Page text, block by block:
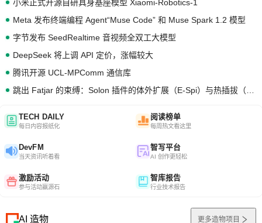
小米正式开源自研具身基座模型 Xiaomi-Robotics-1
Meta 发布终端编程 Agent“Muse Code” 和 Muse Spark 1.2 模型
字节发布 SeedRealtime 音视频全双工大模型
DeepSeek 将上调 API 定价，涨幅较大
腾讯开源 UCL-MPComm 通信库
TECH DAILY
每日内容报纸化
阅读榜单
每周热文看这里
DevFM
当天资讯听着看
智写平台
AI 创作更轻松
激励活动
参与活动赢源石
智库报告
行业技术报告
AI 造物 更多造物项目